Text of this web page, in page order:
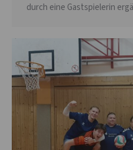
durch eine Gastspielerin